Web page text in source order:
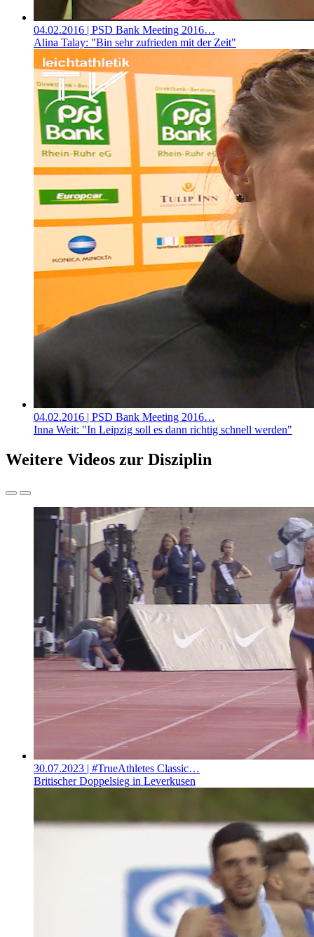
04.02.2016 | PSD Bank Meeting 2016…
Alina Talay: "Bin sehr zufrieden mit der Zeit"
04.02.2016 | PSD Bank Meeting 2016…
Inna Weit: "In Leipzig soll es dann richtig schnell werden"
Weitere Videos zur Disziplin
30.07.2023 | #TrueAthletes Classic…
Britischer Doppelsieg in Leverkusen